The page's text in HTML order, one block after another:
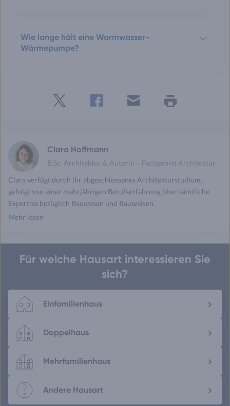
Wie lange hält eine Warmwasser-
Wärmepumpe?
Clara Hoffmann
B.Sc. Architektur & Autorin – Fachgebiet Architektur
Clara verfügt durch ihr abgeschlossenes Architekturstudium,
gefolgt von einer mehrjährigen Berufserfahrung über sämtliche
Expertise bezüglich Bauwesen und Bauweisen.
Mehr lesen
Für welche Hausart interessieren Sie
sich?
Einfamilienhaus
Doppelhaus
Mehrfamilienhaus
Andere Hausart